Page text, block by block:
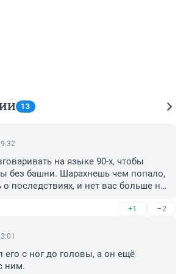
13
на языке 90-х, чтобы
без башни. Шарахнешь чем попало,
последствиях, и нет вас больше на
+1 –2
его с ног до головы, а он ещё
ним.